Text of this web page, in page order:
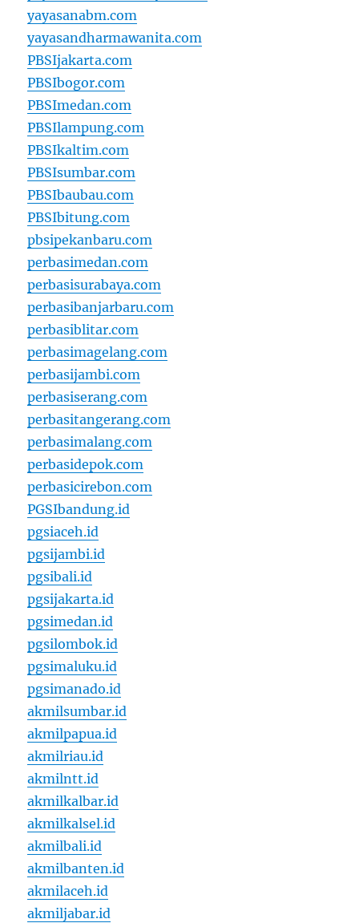
yayasanabm.com
yayasandharmawanita.com
PBSIjakarta.com
PBSIbogor.com
PBSImedan.com
PBSIlampung.com
PBSIkaltim.com
PBSIsumbar.com
PBSIbaubau.com
PBSIbitung.com
pbsipekanbaru.com
perbasimedan.com
perbasisurabaya.com
perbasibanjarbaru.com
perbasiblitar.com
perbasimagelang.com
perbasijambi.com
perbasiserang.com
perbasitangerang.com
perbasimalang.com
perbasidepok.com
perbasicirebon.com
PGSIbandung.id
pgsiaceh.id
pgsijambi.id
pgsibali.id
pgsijakarta.id
pgsimedan.id
pgsilombok.id
pgsimaluku.id
pgsimanado.id
akmilsumbar.id
akmilpapua.id
akmilriau.id
akmilntt.id
akmilkalbar.id
akmilkalsel.id
akmilbali.id
akmilbanten.id
akmilaceh.id
akmiljabar.id